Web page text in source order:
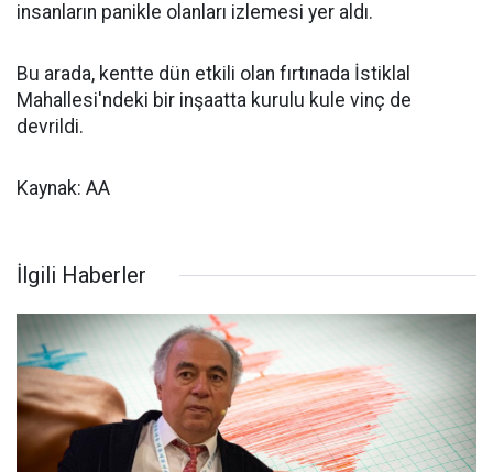
insanların panikle olanları izlemesi yer aldı.
Bu arada, kentte dün etkili olan fırtınada İstiklal
Mahallesi'ndeki bir inşaatta kurulu kule vinç de
devrildi.
Kaynak: AA
İlgili Haberler